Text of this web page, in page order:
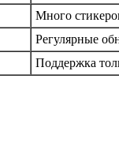
Много
Регулярные
Поддержка